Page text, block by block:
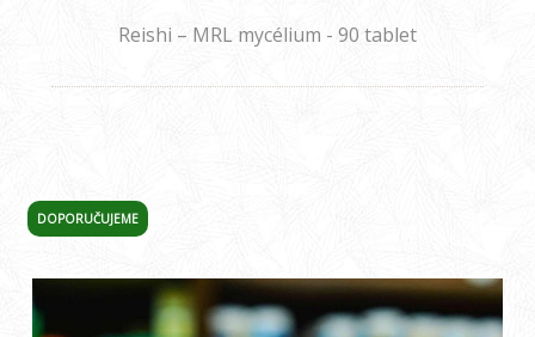
Reishi – MRL mycélium - 90 tablet
DOPORUČUJEME